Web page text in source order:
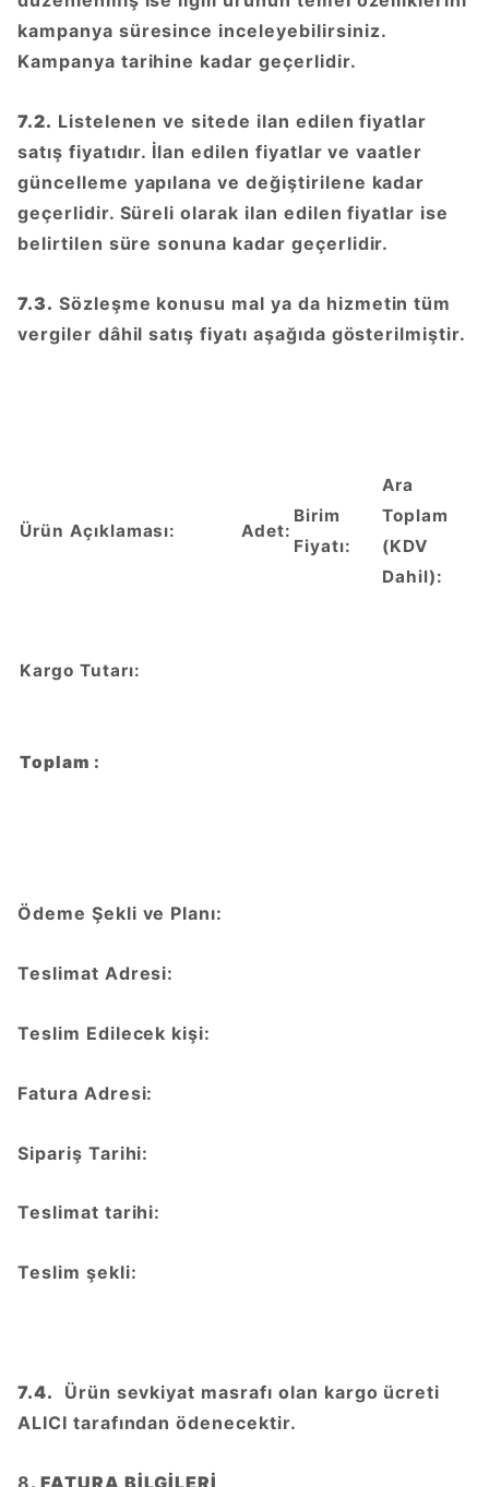
kampanya süresince inceleyebilirsiniz.
Kampanya tarihine kadar geçerlidir.
7.2. Listelenen ve sitede ilan edilen fiyatlar
satış fiyatıdır. İlan edilen fiyatlar ve vaatler
güncelleme yapılana ve değiştirilene kadar
geçerlidir. Süreli olarak ilan edilen fiyatlar ise
belirtilen süre sonuna kadar geçerlidir.
7.3. Sözleşme konusu mal ya da hizmetin tüm
vergiler dâhil satış fiyatı aşağıda gösterilmiştir.
Ürün Açıklaması: Adet:
Birim
Fiyatı:
Ara
Toplam
(KDV
Dahil):
Kargo Tutarı:
Toplam :
Ödeme Şekli ve Planı:
Teslimat Adresi:
Teslim Edilecek kişi:
Fatura Adresi:
Sipariş Tarihi:
Teslimat tarihi:
Teslim şekli:
7.4. Ürün sevkiyat masrafı olan kargo ücreti
ALICI tarafından ödenecektir.
8. FATURA BİLGİLERİ